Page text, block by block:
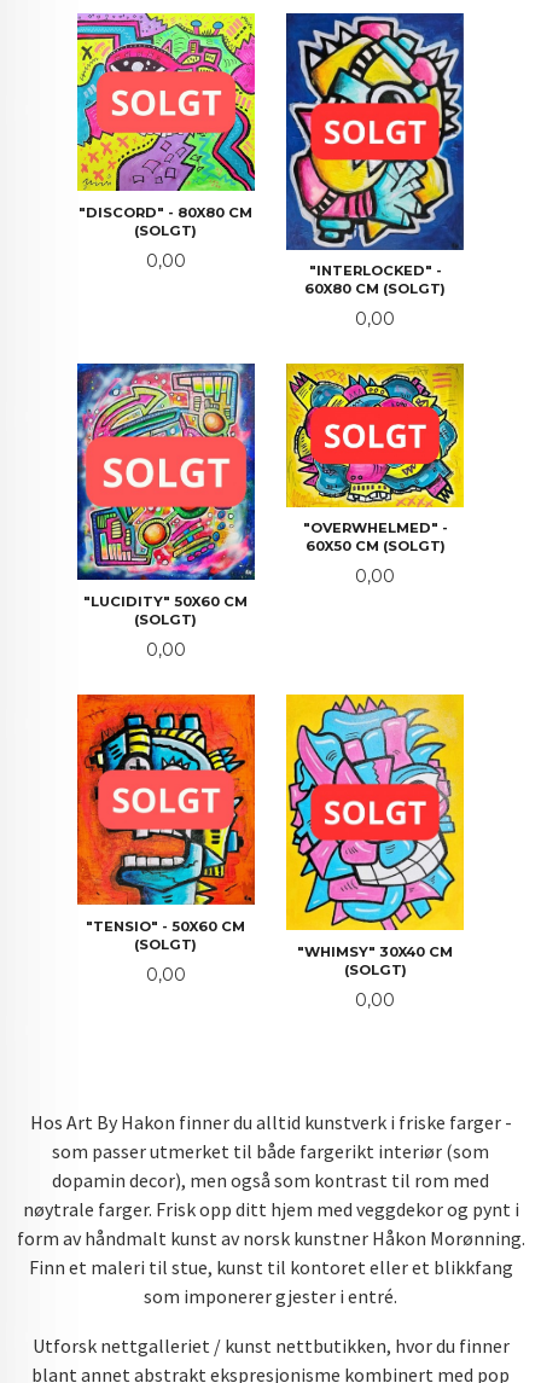
"DISCORD" - 80X80 CM
(SOLGT)
Pris
0,00
"INTERLOCKED" -
60X80 CM (SOLGT)
Pris
0,00
"LUCIDITY" 50X60 CM
(SOLGT)
Pris
0,00
"OVERWHELMED" -
60X50 CM (SOLGT)
Pris
0,00
"TENSIO" - 50X60 CM
(SOLGT)
Pris
0,00
"WHIMSY" 30X40 CM
(SOLGT)
Pris
0,00
Hos Art By Hakon finner du alltid kunstverk i friske farger -
som passer utmerket til både fargerikt interiør (som
dopamin decor), men også som kontrast til rom med
nøytrale farger. Frisk opp ditt hjem med veggdekor og pynt i
form av håndmalt kunst av norsk kunstner Håkon Morønning.
Finn et maleri til stue, kunst til kontoret eller et blikkfang
som imponerer gjester i entré.
Utforsk nettgalleriet / kunst nettbutikken, hvor du finner
blant annet abstrakt ekspresjonisme kombinert med pop